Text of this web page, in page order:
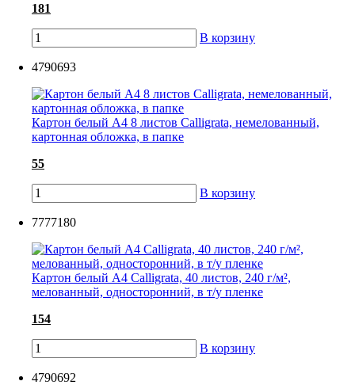
181
В корзину
4790693
Картон белый А4 8 листов Calligrata, немелованный,
картонная обложка, в папке
55
В корзину
7777180
Картон белый А4 Calligrata, 40 листов, 240 г/м²,
мелованный, односторонний, в т/у пленке
154
В корзину
4790692